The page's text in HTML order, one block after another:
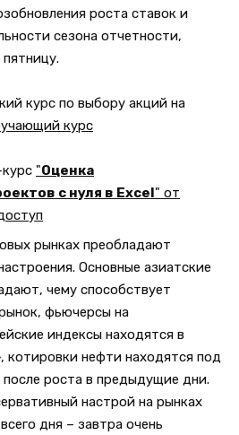
роста ставок и
сезона отчетности,
курс по выбору акций на
курс
"Оценка
с нуля в Excel" от
рынках преобладают
Основные азиатские
чему способствует
фьючерсы на
индексы находятся в
котировки нефти находятся под
роста в предыдущие дни.
настрой на рынках
дня – завтра очень